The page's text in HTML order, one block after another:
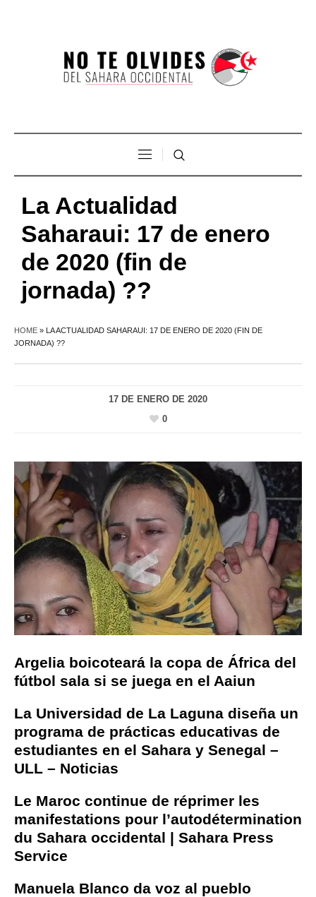
La Actualidad
Saharaui: 17 de enero
de 2020 (fin de
jornada) ??
HOME » LA ACTUALIDAD SAHARAUI: 17 DE ENERO DE 2020 (FIN DE
JORNADA) ??
17 DE ENERO DE 2020
0
Argelia boicoteará la copa de África del
fútbol sala si se juega en el Aaiun
La Universidad de La Laguna diseña un
programa de prácticas educativas de
estudiantes en el Sahara y Senegal –
ULL – Noticias
Le Maroc continue de réprimer les
manifestations pour l’autodétermination
du Sahara occidental | Sahara Press
Service
Manuela Blanco da voz al pueblo